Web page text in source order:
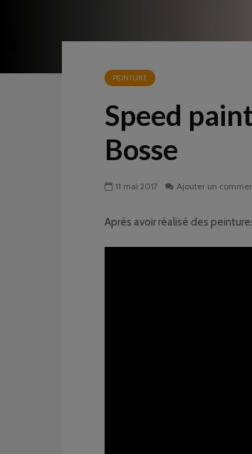
PEINTURE
Speed
Bosse
11 mai 2017 Ajouter un
Après avoir réalisé des